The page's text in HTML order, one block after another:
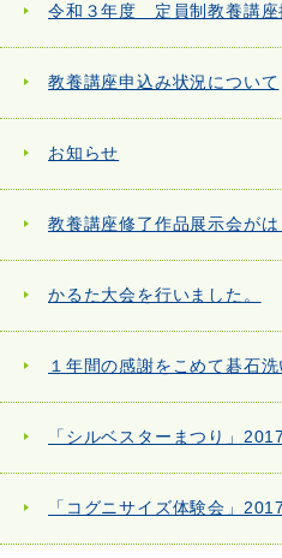
令和３年度 定員制教養講座
教養講座申込み状況について
お知らせ
教養講座修了作品展示会がは
かるた大会を行いました。
１年間の感謝をこめて碁石洗
「シルベスターまつり」
「コグニサイズ体験会」